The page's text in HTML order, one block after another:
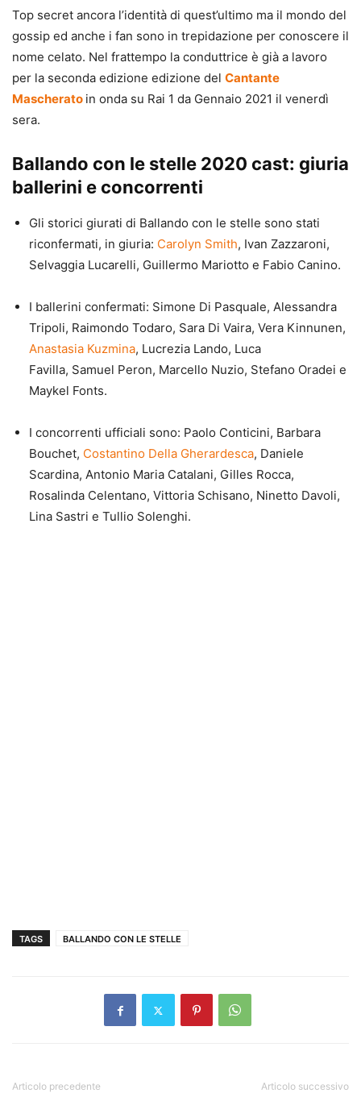
Top secret ancora l’identità di quest’ultimo ma il mondo del
gossip ed anche i fan sono in trepidazione per conoscere il
nome celato. Nel frattempo la conduttrice è già a lavoro
per la seconda edizione edizione del Cantante
Mascherato in onda su Rai 1 da Gennaio 2021 il venerdì
sera.
Ballando con le stelle 2020 cast: giuria
ballerini e concorrenti
Gli storici giurati di Ballando con le stelle sono stati
riconfermati, in giuria: Carolyn Smith, Ivan Zazzaroni,
Selvaggia Lucarelli, Guillermo Mariotto e Fabio Canino.
I ballerini confermati: Simone Di Pasquale, Alessandra
Tripoli, Raimondo Todaro, Sara Di Vaira, Vera Kinnunen,
Anastasia Kuzmina, Lucrezia Lando, Luca
Favilla, Samuel Peron, Marcello Nuzio, Stefano Oradei e
Maykel Fonts.
I concorrenti ufficiali sono: Paolo Conticini, Barbara
Bouchet, Costantino Della Gherardesca, Daniele
Scardina, Antonio Maria Catalani, Gilles Rocca,
Rosalinda Celentano, Vittoria Schisano, Ninetto Davoli,
Lina Sastri e Tullio Solenghi.
TAGS BALLANDO CON LE STELLE
Articolo precedente Articolo successivo